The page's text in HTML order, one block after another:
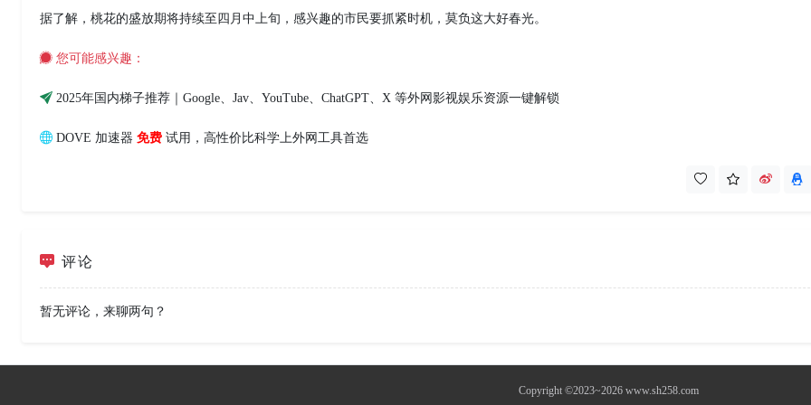
据了解，桃花的盛放期将持续至四月中上旬，感兴趣的市民要抓紧时机，莫负这大好春光。
您可能感兴趣：
2025年国内梯子推荐｜Google、Jav、YouTube、ChatGPT、X 等外网影视娱乐资源一键解锁
DOVE 加速器 免费 试用，高性价比科学上外网工具首选
评论
暂无评论，来聊两句？
Copyright ©2023~2026 www.sh258.com